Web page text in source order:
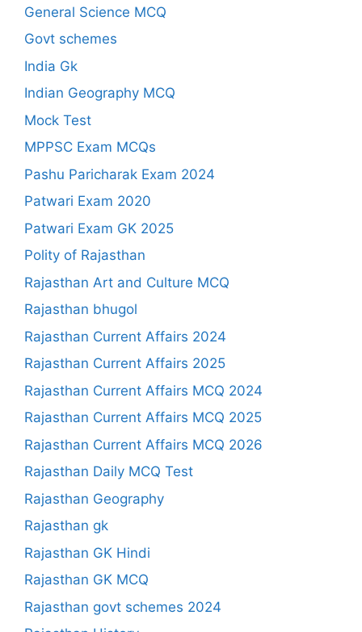
General Science MCQ
Govt schemes
India Gk
Indian Geography MCQ
Mock Test
MPPSC Exam MCQs
Pashu Paricharak Exam 2024
Patwari Exam 2020
Patwari Exam GK 2025
Polity of Rajasthan
Rajasthan Art and Culture MCQ
Rajasthan bhugol
Rajasthan Current Affairs 2024
Rajasthan Current Affairs 2025
Rajasthan Current Affairs MCQ 2024
Rajasthan Current Affairs MCQ 2025
Rajasthan Current Affairs MCQ 2026
Rajasthan Daily MCQ Test
Rajasthan Geography
Rajasthan gk
Rajasthan GK Hindi
Rajasthan GK MCQ
Rajasthan govt schemes 2024